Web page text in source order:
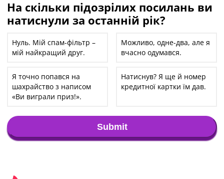
На скільки підозрілих посилань ви
натиснули за останній рік?
Нуль. Мій спам-фільтр –
мій найкращий друг.
Можливо, одне-два, але я
вчасно одумався.
Я точно попався на
шахрайство з написом
«Ви виграли приз!».
Натиснув? Я ще й номер
кредитної картки їм дав.
Submit